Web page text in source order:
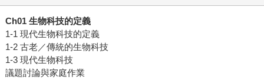
Ch01 生物科技的定義
1-1 現代生物科技的定義
1-2 古老／傳統的生物科技
1-3 現代生物科技
議題討論與家庭作業